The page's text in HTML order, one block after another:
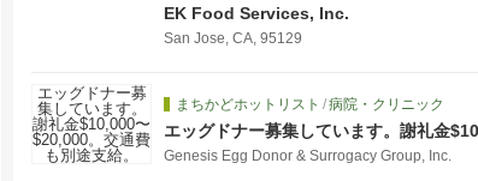
EK Food Services, Inc.
San Jose, CA, 95129
まちかどホットリスト /病院・クリニック
エッグドナー募集しています。謝礼金
Genesis Egg Donor & Surrogacy Group, Inc.